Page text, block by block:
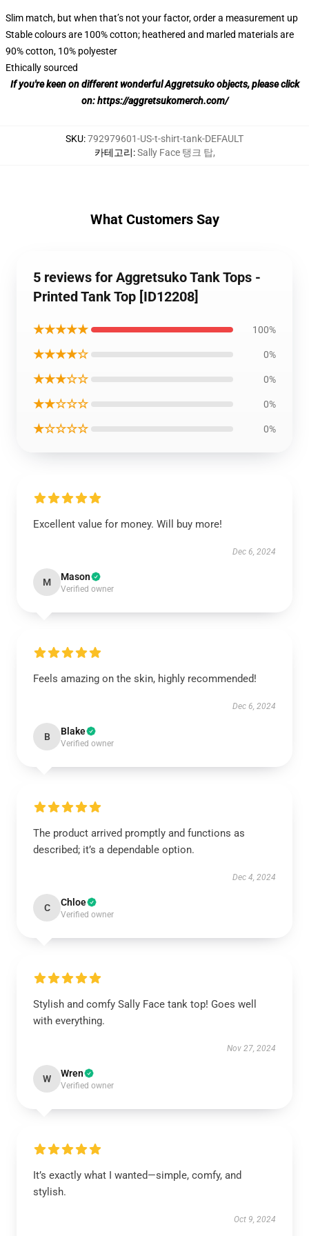
Slim match, but when that’s not your factor, order a measurement up
Stable colours are 100% cotton; heathered and marled materials are
90% cotton, 10% polyester
Ethically sourced
If you're keen on different wonderful Aggretsuko objects, please click
on:https://aggretsukomerch.com/
SKU:792979601-US-t-shirt-tank-DEFAULT
카테고리:Sally Face 탱크 탑,
What Customers Say
5 reviews for Aggretsuko Tank Tops -
Printed Tank Top [ID12208]
★★★★★ 100%
★★★★☆ 0%
★★★☆☆ 0%
★★☆☆☆ 0%
★☆☆☆☆ 0%
Excellent value for money. Will buy more!
Dec 6, 2024
M Mason
Verified owner
Feels amazing on the skin, highly recommended!
Dec 6, 2024
B Blake
Verified owner
The product arrived promptly and functions as
described; it’s a dependable option.
Dec 4, 2024
C Chloe
Verified owner
Stylish and comfy Sally Face tank top! Goes well
with everything.
Nov 27, 2024
W Wren
Verified owner
It’s exactly what I wanted—simple, comfy, and
stylish.
Oct 9, 2024